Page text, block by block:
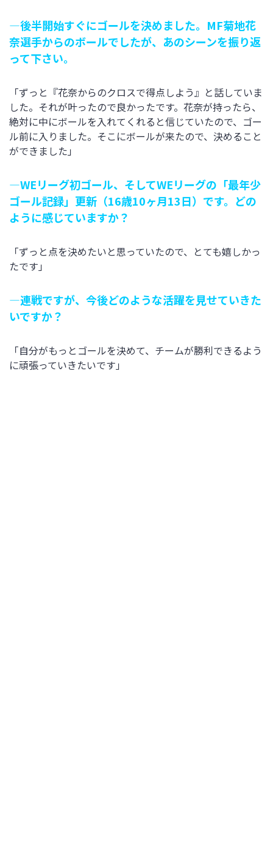
―後半開始すぐにゴールを決めました。MF菊地花
奈選手からのボールでしたが、あのシーンを振り返
って下さい。
「ずっと『花奈からのクロスで得点しよう』と話していま
した。それが叶ったので良かったです。花奈が持ったら、
絶対に中にボールを入れてくれると信じていたので、ゴー
ル前に入りました。そこにボールが来たので、決めること
ができました」
―WEリーグ初ゴール、そしてWEリーグの「最年少
ゴール記録」更新（16歳10ヶ月13日）です。どの
ように感じていますか？
「ずっと点を決めたいと思っていたので、とても嬉しかっ
たです」
―連戦ですが、今後どのような活躍を見せていきた
いですか？
「自分がもっとゴールを決めて、チームが勝利できるよう
に頑張っていきたいです」